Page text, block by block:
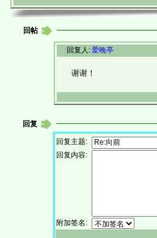
回帖
回复人:爱晚亭
谢谢！
回复
回复主题:
回复内容:
附加签名: